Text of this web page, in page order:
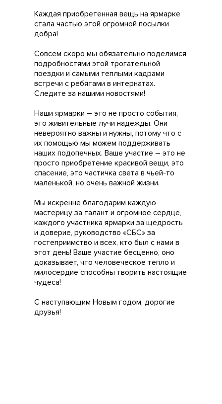
Каждая приобретенная вещь на ярмарке
стала частью этой огромной посылки
добра!
Совсем скоро мы обязательно поделимся
подробностями этой трогательной
поездки и самыми теплыми кадрами
встречи с ребятами в интернатах.
Следите за нашими новостями!
Наши ярмарки – это не просто события,
это живительные лучи надежды. Они
невероятно важны и нужны, потому что с
их помощью мы можем поддерживать
наших подопечных. Ваше участие – это не
просто приобретение красивой вещи, это
спасение, это частичка света в чьей-то
маленькой, но очень важной жизни.
Мы искренне благодарим каждую
мастерицу за талант и огромное сердце,
каждого участника ярмарки за щедрость
и доверие, руководство «СБС» за
гостеприимство и всех, кто был с нами в
этот день! Ваше участие бесценно, оно
доказывает, что человеческое тепло и
милосердие способны творить настоящие
чудеса!
С наступающим Новым годом, дорогие
друзья!